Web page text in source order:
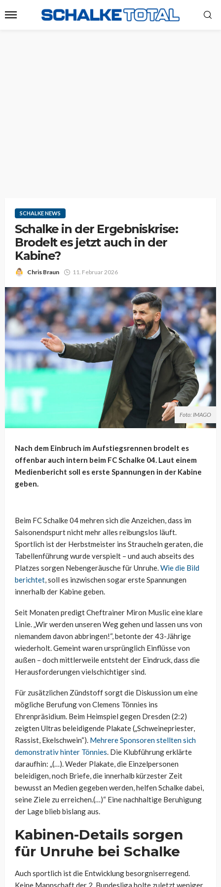
SCHALKE NEWS
Schalke in der Ergebniskrise:
Brodelt es jetzt auch in der
Kabine?
Chris Braun 11. Februar 2026
Foto: IMAGO
Nach dem Einbruch im Aufstiegsrennen brodelt es
offenbar auch intern beim FC Schalke 04. Laut einem
Medienbericht soll es erste Spannungen in der Kabine
geben.
Beim FC Schalke 04 mehren sich die Anzeichen, dass im
Saisonendspurt nicht mehr alles reibungslos läuft.
Sportlich ist der Herbstmeister ins Straucheln geraten, die
Tabellenführung wurde verspielt – und auch abseits des
Platzes sorgen Nebengeräusche für Unruhe.Wie die Bild
berichtet, soll es inzwischen sogar erste Spannungen
innerhalb der Kabine geben.
Seit Monaten predigt Cheftrainer Miron Muslic eine klare
Linie. „Wir werden unseren Weg gehen und lassen uns von
niemandem davon abbringen!“, betonte der 43-Jährige
wiederholt. Gemeint waren ursprünglich Einflüsse von
außen – doch mittlerweile entsteht der Eindruck, dass die
Herausforderungen vielschichtiger sind.
Für zusätzlichen Zündstoff sorgt die Diskussion um eine
mögliche Berufung von Clemens Tönnies ins
Ehrenpräsidium. Beim Heimspiel gegen Dresden (2:2)
zeigten Ultras beleidigende Plakate („Schweinepriester,
Rassist, Ekelschwein“). Mehrere Sponsoren stellten sich
demonstrativ hinter Tönnies. Die Klubführung erklärte
daraufhin: „(…). Weder Plakate, die Einzelpersonen
beleidigen, noch Briefe, die innerhalb kürzester Zeit
bewusst an Medien gegeben werden, helfen Schalke dabei,
seine Ziele zu erreichen.(…)“ Eine nachhaltige Beruhigung
der Lage blieb bislang aus.
Kabinen-Details sorgen
für Unruhe bei Schalke
Auch sportlich ist die Entwicklung besorgniserregend.
Keine Mannschaft der 2. Bundesliga holte zuletzt weniger